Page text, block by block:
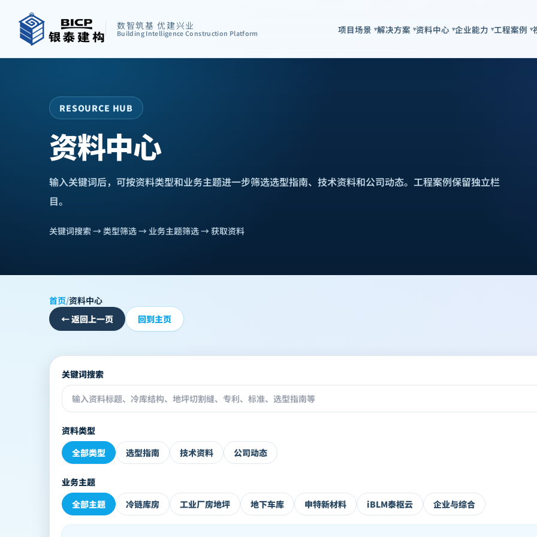
数智筑基 优建兴业
Building Intelligence Construction Platform 项目场景 ▾解决方案 ▾资料中心 ▾企业能力 ▾工程案例 ▾
RESOURCE HUB
资料中心
输入关键词后，可按资料类型和业务主题进一步筛选选型指南、技术资料和公司动态。工程案例保留独立栏
目。
关键词搜索 → 类型筛选 → 业务主题筛选 → 获取资料
首页/资料中心
←返回上一页 回到主页
关键词搜索
资料类型
全部类型
选型指南 技术资料 公司动态
业务主题
全部主题
冷链库房 工业厂房地坪 地下车库 申特新材料 iBLM泰枢云 企业与综合